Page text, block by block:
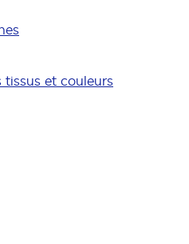
tissus et couleurs